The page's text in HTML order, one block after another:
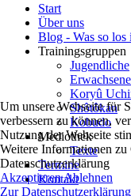
Start
Über uns
Blog - Was so los
Trainingsgruppen
Jugendliche
Erwachsene
Koryû
Shôtôkan
Kobudo
Mediothek
Texte
Termine
Kontakt
Um unsere Webseite für
verbessern zu können,
Nutzung der Webseite
Weitere Informationen zu
Datenschutzerklärung
AkzeptierenAblehnen
Zur Datenschutzerklärung